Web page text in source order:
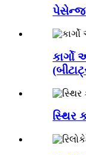
કાર્ગો
સ્થિર